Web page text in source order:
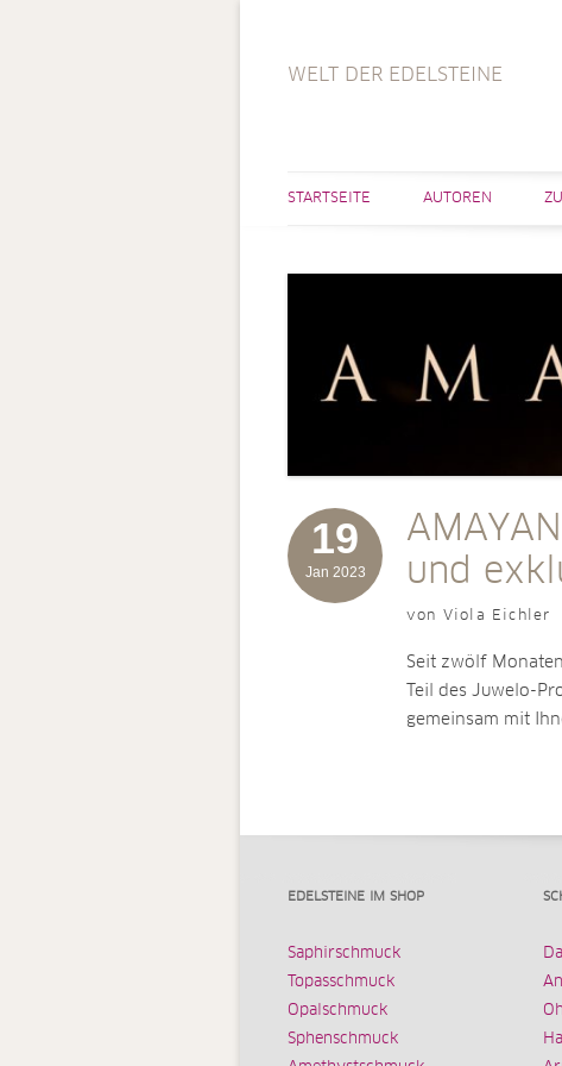
WELT DER EDELSTEINE
STARTSEITE AUTOREN
19
Jan 2023
und
von Viola Eichler
Seit zwölf
Teil des Juwelo-
gemeinsam mit
EDELSTEINE IM SHOP
Saphirschmuck
Topasschmuck
Opalschmuck
Sphenschmuck